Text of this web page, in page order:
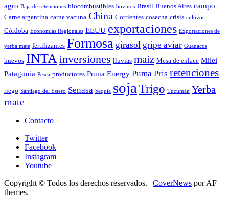
agro Baja de retenciones biocombustibles bovinos Brasil Buenos Aires campo
Carne argentina carne vacuna China Corrientes cosecha crisis cultivos
Córdoba Economías Regionales EEUU exportaciones Exportaciones de
yerba mate fertilizantes Formosa girasol gripe aviar Guanacos
huevos INTA inversiones lluvias maíz Mesa de enlace Milei
Patagonia Pesca productores Puma Energy Puma Pris retenciones
riego Santiago del Estero Senasa Sequía soja Trigo Tucumán Yerba
mate
Contacto
Twitter
Facebook
Instagram
Youtube
Copyright © Todos los derechos reservados. | CoverNews por AF
themes.